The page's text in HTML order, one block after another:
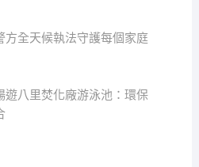
方全天候執法守護每個家庭
遊八里焚化廠游泳池：環保